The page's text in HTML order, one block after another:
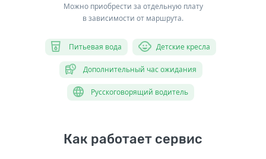
Можно приобрести за отдельную плату
в зависимости от маршрута.
Питьевая вода Детские кресла
Дополнительный час ожидания
Русскоговорящий водитель
Как работает сервис